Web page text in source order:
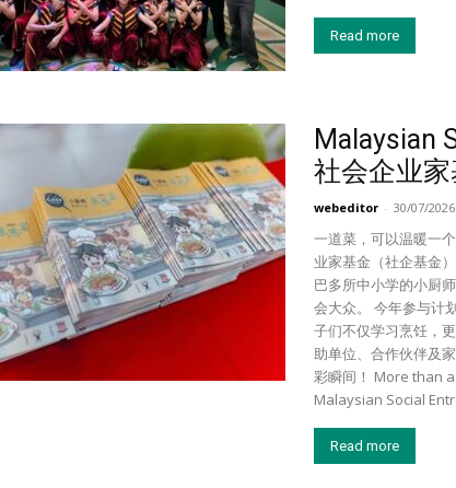
Read more
Malaysian
社会企业
webeditor - 30/07/2026
一道菜，可以温暖一
业家基金（社企基金
巴多所中小学的小厨
会大众。 今年参与计
子们不仅学习烹饪，
助单位、合作伙伴及
彩瞬间！ More than
Malaysian Social
Read more